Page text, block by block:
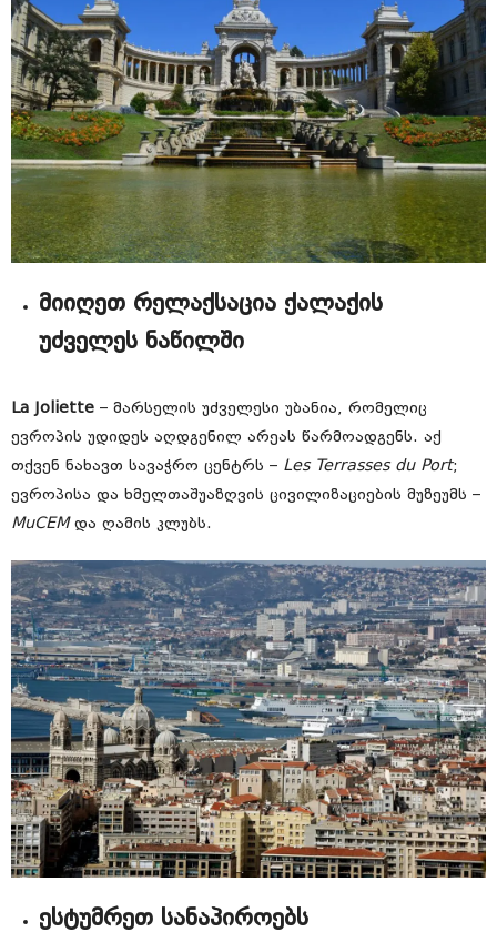
მიიღეთ რელაქსაცია ქალაქის
უძველეს ნაწილში
La Joliette – მარსელის უძველესი უბანია, რომელიც
ევროპის უდიდეს აღდგენილ არეას წარმოადგენს. აქ
თქვენ ნახავთ სავაჭრო ცენტრს – Les Terrasses du Port;
ევროპისა და ხმელთაშუაზღვის ცივილიზაციების მუზეუმს –
MuCEMდა ღამის კლუბს.
ესტუმრეთ სანაპიროებს